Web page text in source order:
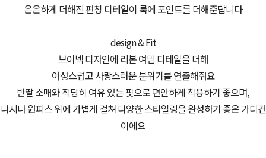
은은하게 더해진 펀칭 디테일이 룩에 포인트를 더해준답니다
design & Fit
브이넥 디자인에 리본 여밈 디테일을 더해
여성스럽고 사랑스러운 분위기를 연출해줘요
반팔 소매와 적당히 여유 있는 핏으로 편안하게 착용하기 좋으며,
나시나 원피스 위에 가볍게 걸쳐 다양한 스타일링을 완성하기 좋은 가디건
이에요